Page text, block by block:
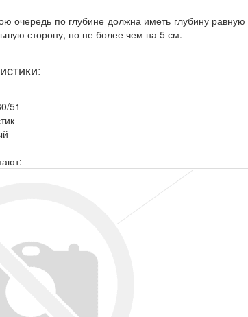
очередь по глубине должна иметь глубину
сторону, но не более чем на 5 см.
51